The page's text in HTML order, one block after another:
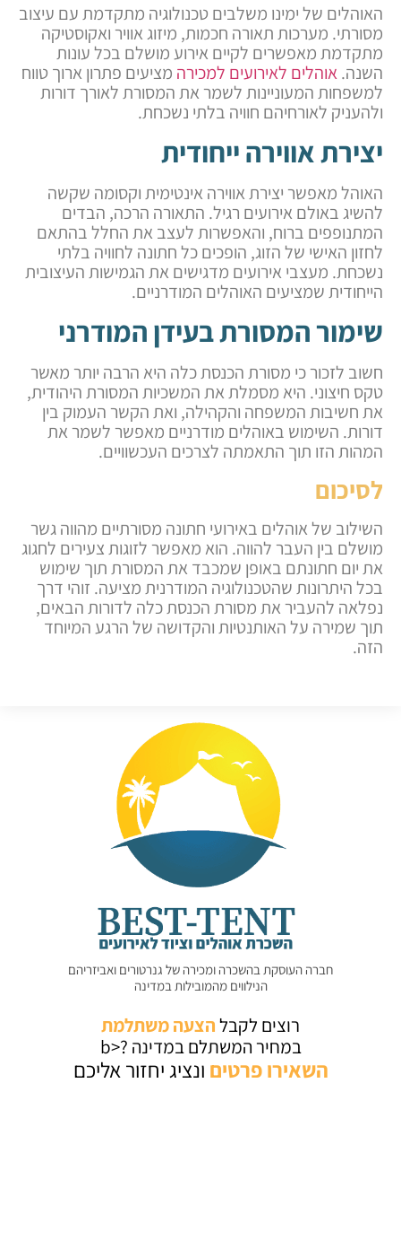
האוהלים של ימינו משלבים טכנולוגיה מתקדמת עם עיצוב
מסורתי. מערכות תאורה חכמות, מיזוג אוויר ואקוסטיקה
מתקדמת מאפשרים לקיים אירוע מושלם בכל עונות
השנה.אוהלים לאירועים למכירה מציעים פתרון ארוך טווח
למשפחות המעוניינות לשמר את המסורת לאורך דורות
ולהעניק לאורחיהם חוויה בלתי נשכחת.
יצירת אווירה ייחודית
האוהל מאפשר יצירת אווירה אינטימית וקסומה שקשה
להשיג באולם אירועים רגיל. התאורה הרכה, הבדים
המתנופפים ברוח, והאפשרות לעצב את החלל בהתאם
לחזון האישי של הזוג, הופכים כל חתונה לחוויה בלתי
נשכחת. מעצבי אירועים מדגישים את הגמישות העיצובית
הייחודית שמציעים האוהלים המודרניים.
שימור המסורת בעידן המודרני
חשוב לזכור כי מסורת הכנסת כלה היא הרבה יותר מאשר
טקס חיצוני. היא מסמלת את המשכיות המסורת היהודית,
את חשיבות המשפחה והקהילה, ואת הקשר העמוק בין
דורות. השימוש באוהלים מודרניים מאפשר לשמר את
המהות הזו תוך התאמתה לצרכים העכשוויים.
לסיכום
השילוב של אוהלים באירועי חתונה מסורתיים מהווה גשר
מושלם בין העבר להווה. הוא מאפשר לזוגות צעירים לחגוג
את יום חתונתם באופן שמכבד את המסורת תוך שימוש
בכל היתרונות שהטכנולוגיה המודרנית מציעה. זוהי דרך
נפלאה להעביר את מסורת הכנסת כלה לדורות הבאים,
תוך שמירה על האותנטיות והקדושה של הרגע המיוחד
הזה.
חברה העוסקת בהשכרה ומכירה של גנרטורים ואביזריהם
הנילווים מהמובילות במדינה
רוצים לקבלהצעה משתלמת
במחיר המשתלם במדינה ?<b
השאירו פרטים ונציג יחזור אליכם